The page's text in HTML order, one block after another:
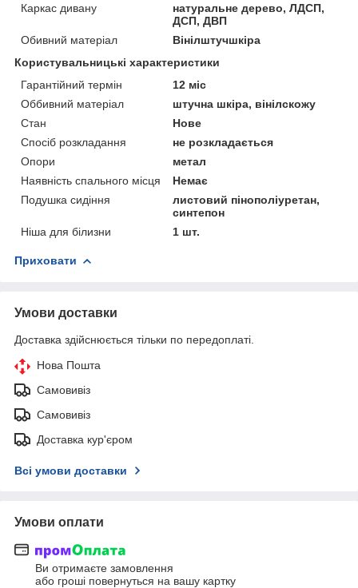
Каркас дивану
натуральне дерево, ЛДСП,
ДСП, ДВП
Обивний матеріал
Вінілштучшкіра
Користувальницькі характеристики
Гарантійний термін
12 міс
Оббивний матеріал
штучна шкіра, вінілскожу
Стан
Нове
Спосіб розкладання
не розкладається
Опори
метал
Наявність спального місця
Немає
Подушка сидіння
листовий пінополіуретан,
синтепон
Ніша для білизни
1 шт.
Приховати
Умови доставки
Доставка здійснюється тільки по передоплаті.
Нова Пошта
Самовивіз
Самовивіз
Доставка кур'єром
Всі умови доставки
Умови оплати
Ви отримаєте замовлення
або гроші повернуться на вашу картку